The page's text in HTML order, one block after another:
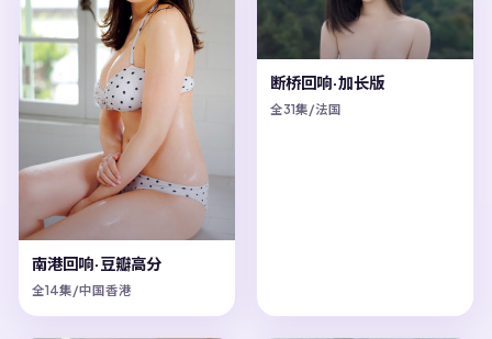
南港回响·豆瓣高分
全14集/中国香港
断桥回响·加长版
全31集/法国